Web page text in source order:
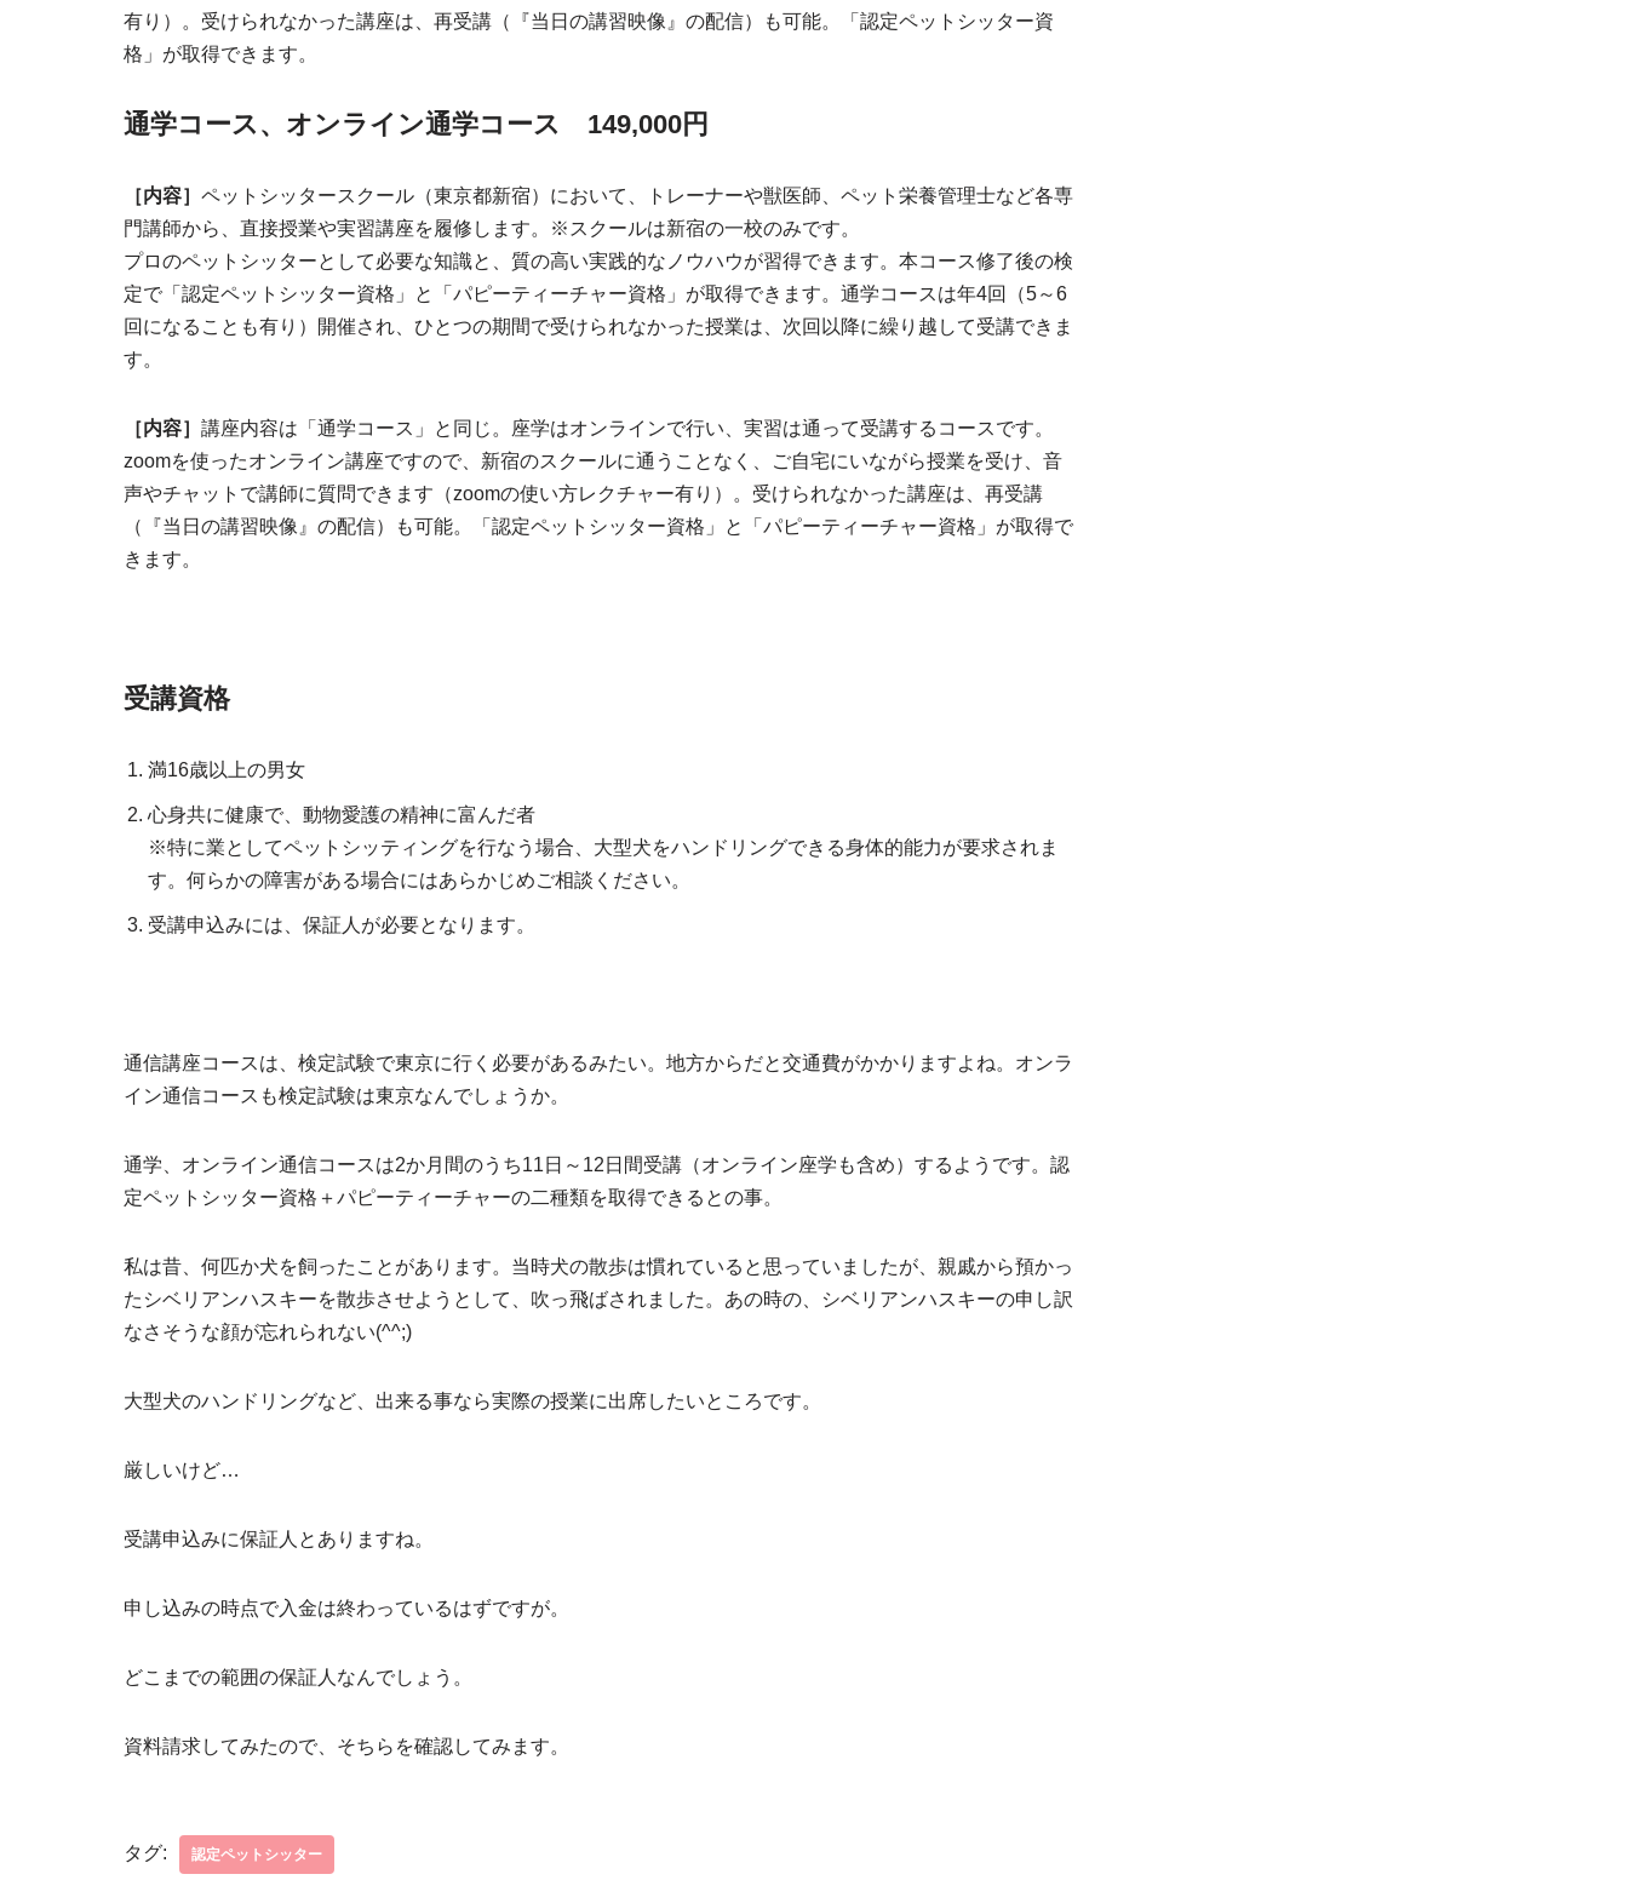
有り）。受けられなかった講座は、再受講（『当日の講習映像』の配信）も可能。「認定ペットシッター資
格」が取得できます。
通学コース、オンライン通学コース 149,000円
［内容］ ペットシッタースクール（東京都新宿）において、トレーナーや獣医師、ペット栄養管理士など各専
門講師から、直接授業や実習講座を履修します。※スクールは新宿の一校のみです。
プロのペットシッターとして必要な知識と、質の高い実践的なノウハウが習得できます。本コース修了後の検
定で「認定ペットシッター資格」と「パピーティーチャー資格」が取得できます。通学コースは年4回（5～6
回になることも有り）開催され、ひとつの期間で受けられなかった授業は、次回以降に繰り越して受講できま
す。
［内容］ 講座内容は「通学コース」と同じ。座学はオンラインで行い、実習は通って受講するコースです。
zoomを使ったオンライン講座ですので、新宿のスクールに通うことなく、ご自宅にいながら授業を受け、音
声やチャットで講師に質問できます（zoomの使い方レクチャー有り）。受けられなかった講座は、再受講
（『当日の講習映像』の配信）も可能。「認定ペットシッター資格」と「パピーティーチャー資格」が取得で
きます。
受講資格
満16歳以上の男女
心身共に健康で、動物愛護の精神に富んだ者
※特に業としてペットシッティングを行なう場合、大型犬をハンドリングできる身体的能力が要求されま
す。何らかの障害がある場合にはあらかじめご相談ください。
受講申込みには、保証人が必要となります。
通信講座コースは、検定試験で東京に行く必要があるみたい。地方からだと交通費がかかりますよね。オンラ
イン通信コースも検定試験は東京なんでしょうか。
通学、オンライン通信コースは2か月間のうち11日～12日間受講（オンライン座学も含め）するようです。認
定ペットシッター資格＋パピーティーチャーの二種類を取得できるとの事。
私は昔、何匹か犬を飼ったことがあります。当時犬の散歩は慣れていると思っていましたが、親戚から預かっ
たシベリアンハスキーを散歩させようとして、吹っ飛ばされました。あの時の、シベリアンハスキーの申し訳
なさそうな顔が忘れられない(^^;)
大型犬のハンドリングなど、出来る事なら実際の授業に出席したいところです。
厳しいけど…
受講申込みに保証人とありますね。
申し込みの時点で入金は終わっているはずですが。
どこまでの範囲の保証人なんでしょう。
資料請求してみたので、そちらを確認してみます。
タグ: 認定ペットシッター